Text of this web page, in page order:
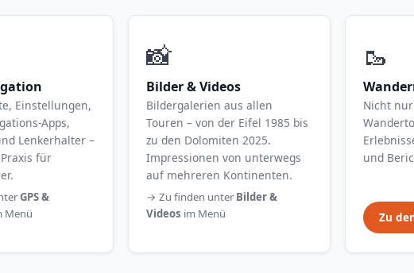
Einstellungen,
Apps,
Lenkerhalter –
für
GPS &
Menü
📸
Bilder & Videos
Bildergalerien aus allen
Touren – von der Eifel 1985 bis
zu den Dolomiten 2025.
Impressionen von unterwegs
auf mehreren Kontinenten.
→ Zu finden unter Bilder &
Videos im Menü
🥾
Nicht
und
Zu